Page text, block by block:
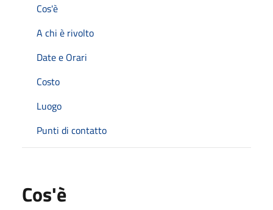
Cos'è
A chi è rivolto
Date e Orari
Costo
Luogo
Punti di contatto
Cos'è